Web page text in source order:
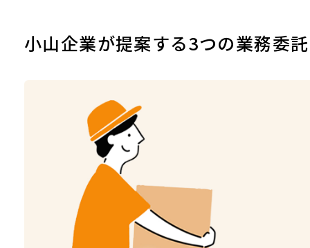
小山企業が提案する3つの業務委